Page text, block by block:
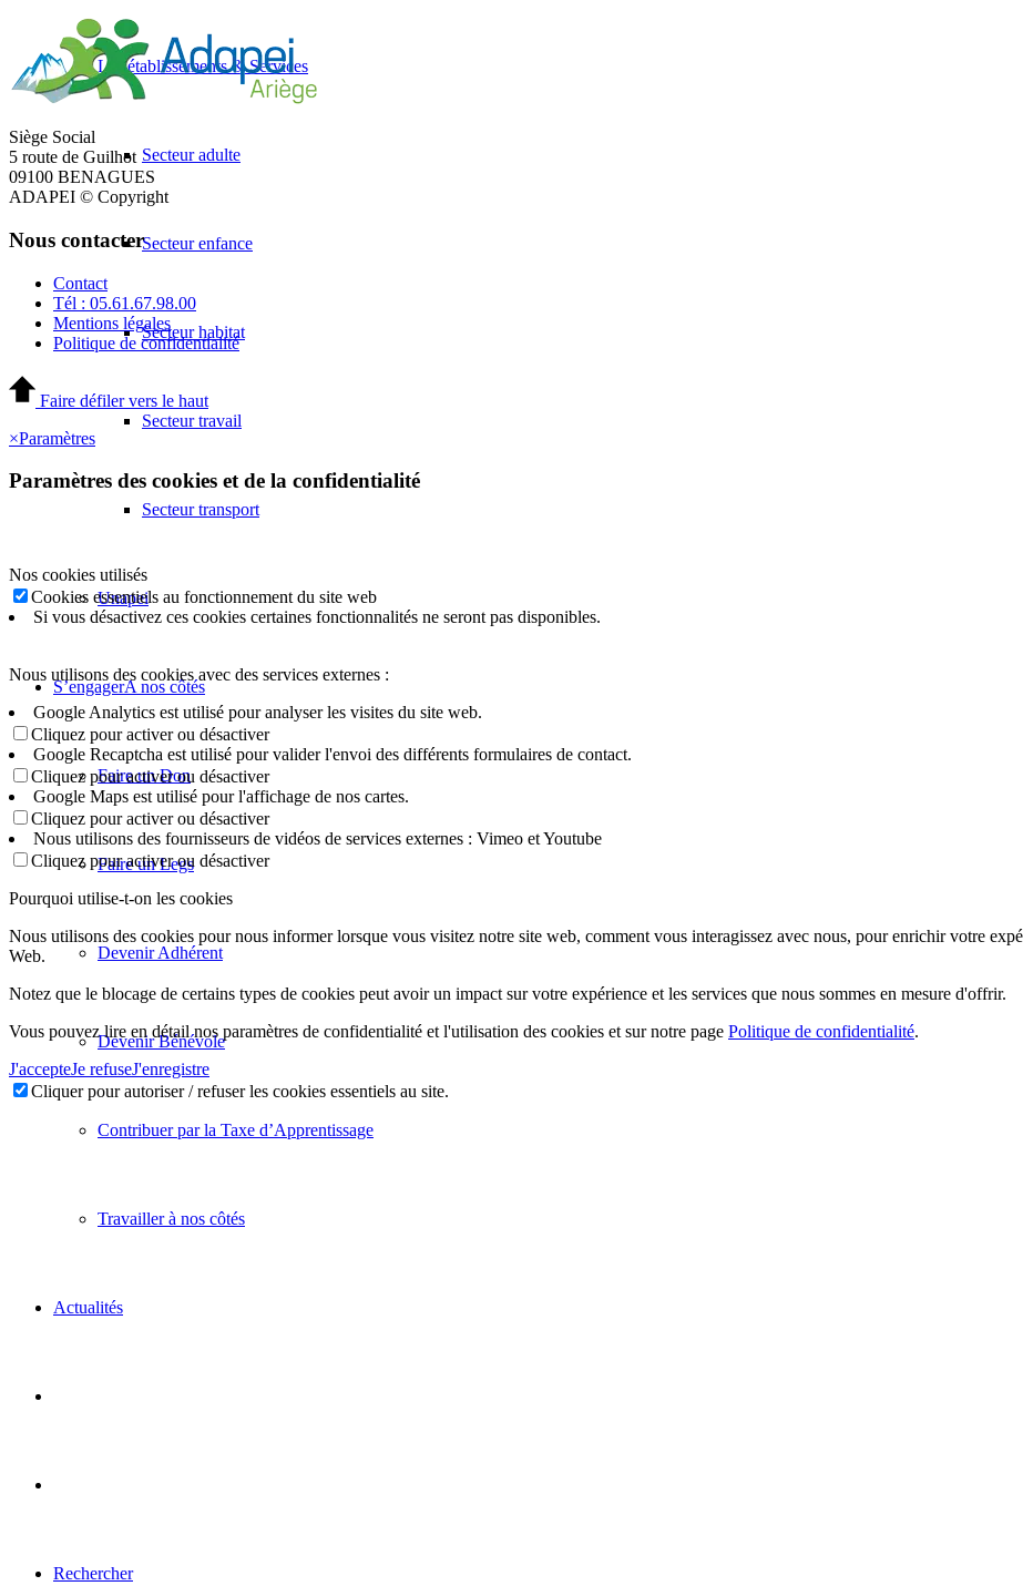
Les établissements & Services
Secteur adulte
Secteur enfance
Secteur habitat
Secteur travail
Secteur transport
Unapei
S’engagerA nos côtés
Faire un Don
Faire un Legs
Devenir Adhérent
Devenir Bénévole
Contribuer par la Taxe d’Apprentissage
Travailler à nos côtés
Actualités
Rechercher
Siège Social
5 route de Guilhot
09100 BENAGUES
ADAPEI © Copyright
Nous contacter
Contact
Tél : 05.61.67.98.00
Mentions légales
Politique de confidentialité
Faire défiler vers le haut
×Paramètres
Paramètres des cookies et de la confidentialité
Nos cookies utilisés
Cookies essentiels au fonctionnement du site web
Si vous désactivez ces cookies certaines fonctionnalités ne seront pas disponibles.
Nous utilisons des cookies avec des services externes :
Google Analytics est utilisé pour analyser les visites du site web.
Cliquez pour activer ou désactiver
Google Recaptcha est utilisé pour valider l'envoi des différents formulaires de contact.
Cliquez pour activer ou désactiver
Google Maps est utilisé pour l'affichage de nos cartes.
Cliquez pour activer ou désactiver
Nous utilisons des fournisseurs de vidéos de services externes : Vimeo et Youtube
Cliquez pour activer ou désactiver
Pourquoi utilise-t-on les cookies
Nous utilisons des cookies pour nous informer lorsque vous visitez notre site web, comment vous interagissez avec nous, pour enrichir votre
Web.
Notez que le blocage de certains types de cookies peut avoir un impact sur votre expérience et les services que nous sommes en mesure d'offrir.
Vous pouvez lire en détail nos paramètres de confidentialité et l'utilisation des cookies et sur notre page Politique de confidentialité.
J'accepteJe refuseJ'enregistre
Cliquer pour autoriser / refuser les cookies essentiels au site.